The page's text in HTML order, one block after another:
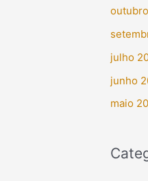
julho
junho
maio